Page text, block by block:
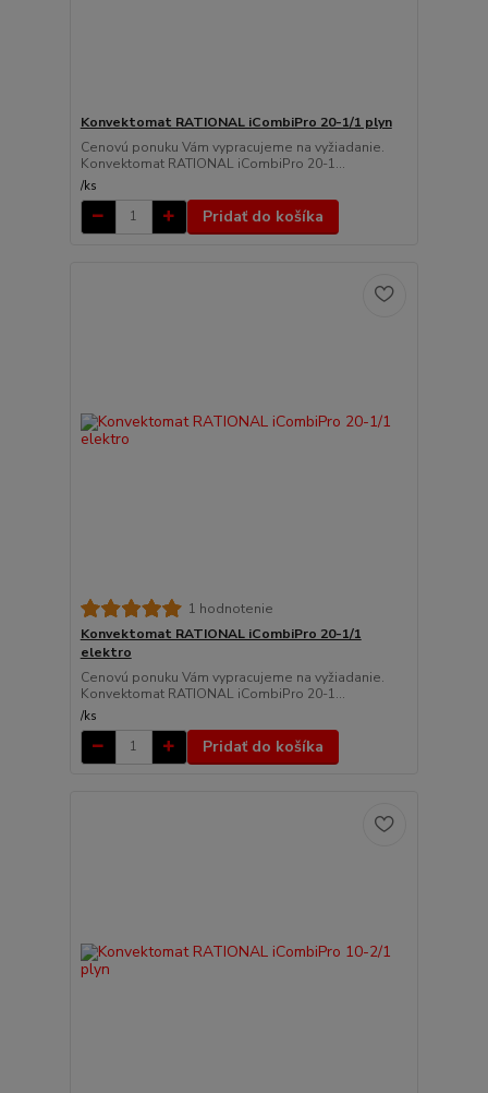
Konvektomat RATIONAL iCombiPro 20-1/1 plyn
Cenovú ponuku Vám vypracujeme na vyžiadanie.
Konvektomat RATIONAL iCombiPro 20-1...
/ks
Pridať do košíka
1 hodnotenie
Konvektomat RATIONAL iCombiPro 20-1/1
elektro
Cenovú ponuku Vám vypracujeme na vyžiadanie.
Konvektomat RATIONAL iCombiPro 20-1...
/ks
Pridať do košíka